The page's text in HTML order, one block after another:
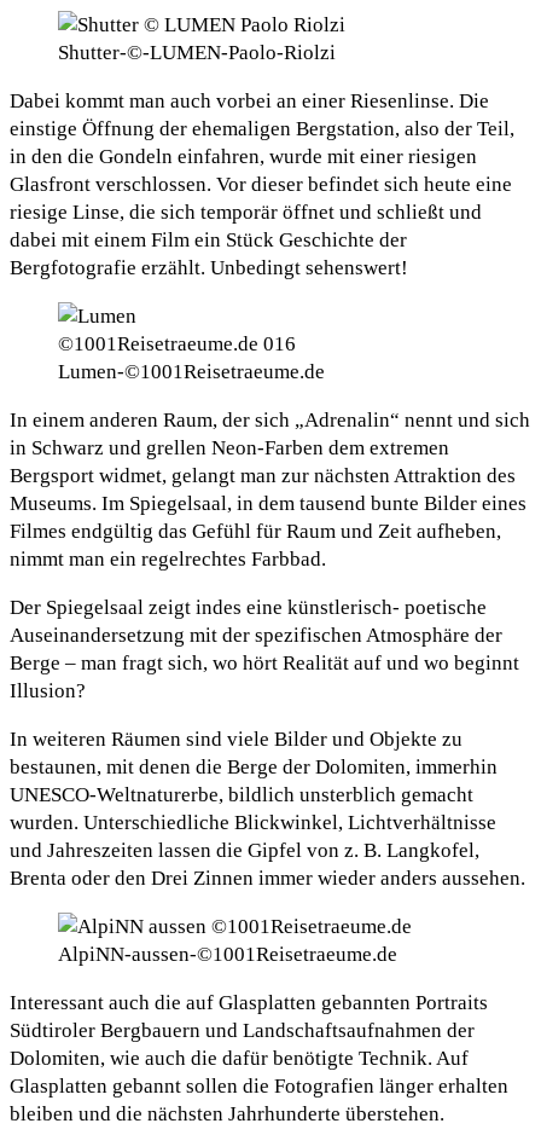
Shutter-©-LUMEN-Paolo-Riolzi
Dabei kommt man auch vorbei an einer Riesenlinse. Die
einstige Öffnung der ehemaligen Bergstation, also der Teil,
in den die Gondeln einfahren, wurde mit einer riesigen
Glasfront verschlossen. Vor dieser befindet sich heute eine
riesige Linse, die sich temporär öffnet und schließt und
dabei mit einem Film ein Stück Geschichte der
Bergfotografie erzählt. Unbedingt sehenswert!
Lumen-©1001Reisetraeume.de
In einem anderen Raum, der sich „Adrenalin“ nennt und sich
in Schwarz und grellen Neon-Farben dem extremen
Bergsport widmet, gelangt man zur nächsten Attraktion des
Museums. Im Spiegelsaal, in dem tausend bunte Bilder eines
Filmes endgültig das Gefühl für Raum und Zeit aufheben,
nimmt man ein regelrechtes Farbbad.
Der Spiegelsaal zeigt indes eine künstlerisch- poetische
Auseinandersetzung mit der spezifischen Atmosphäre der
Berge – man fragt sich, wo hört Realität auf und wo beginnt
Illusion?
In weiteren Räumen sind viele Bilder und Objekte zu
bestaunen, mit denen die Berge der Dolomiten, immerhin
UNESCO-Weltnaturerbe, bildlich unsterblich gemacht
wurden. Unterschiedliche Blickwinkel, Lichtverhältnisse
und Jahreszeiten lassen die Gipfel von z. B. Langkofel,
Brenta oder den Drei Zinnen immer wieder anders aussehen.
AlpiNN-aussen-©1001Reisetraeume.de
Interessant auch die auf Glasplatten gebannten Portraits
Südtiroler Bergbauern und Landschaftsaufnahmen der
Dolomiten, wie auch die dafür benötigte Technik. Auf
Glasplatten gebannt sollen die Fotografien länger erhalten
bleiben und die nächsten Jahrhunderte überstehen.